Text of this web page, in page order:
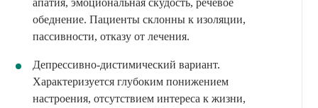
обеднение. Пациенты склонны к изоляции,
пассивности, отказу от лечения.
Депрессивно-дистимический вариант.
Характеризуется глубоким понижением
настроения, отсутствием интереса к жизни,